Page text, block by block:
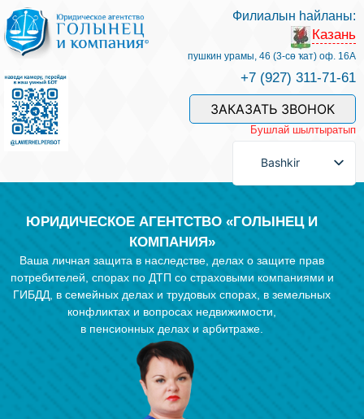
Беҙҙең белгестәр һәм хеҙмәттәр
Хеҙмәт хаҡын түләү
Һорау биреү
Баһалама
Файҙалы мәҡәләләр
Филиалын һайланы:
Казань
пушкин урамы, 46 (3-сө ҡат) оф. 16А
+7 (927) 311-71-61
ЗАКАЗАТЬ ЗВОНОК
Бушлай шылтыратып
Bashkir
ЮРИДИЧЕСКОЕ АГЕНТСТВО «ГОЛЫНЕЦ И
КОМПАНИЯ»
Ваша личная защита в наследстве, делах о защите прав
потребителей, спорах по ДТП со страховыми компаниями и
ГИБДД, в семейных делах и трудовых спорах, в земельных
конфликтах и вопросах недвижимости,
в пенсионных делах и арбитраже.